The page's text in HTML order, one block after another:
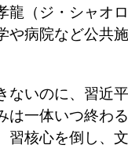
（ジ・シャオ
や病院など公共
いのに、習近
一体いつ終わ
核心を倒し、